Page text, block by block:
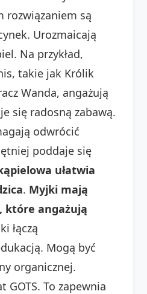
rozwiązaniem są
Urozmaicają
Na przykład,
takie jak Królik
Wanda, angażują
się radosną zabawą.
odwrócić
poddaje się
ułatwia
. Myjki mają
które angażują
łączą
Mogą być
organicznej.
GOTS. To zapewnia